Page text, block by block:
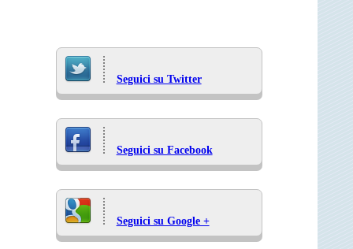
Seguici su Twitter
Seguici su Facebook
Seguici su Google +